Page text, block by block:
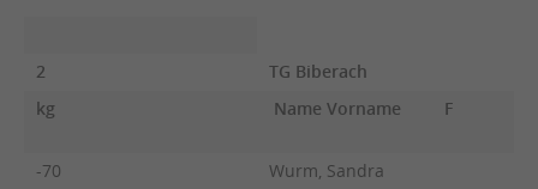
2
TG Biberach
kg
Name Vorname F
-70
Wurm, Sandra